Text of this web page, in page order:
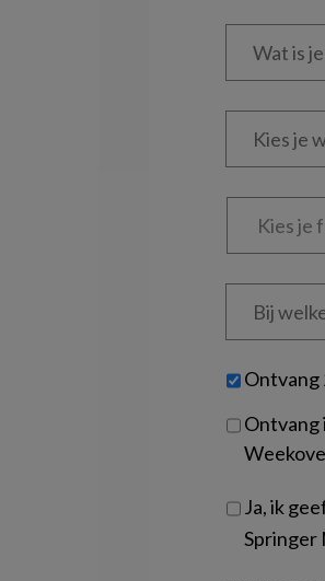
Wat
Kies
Kies
Bij
welke
je?
Untitled
Ontvang
Ontvang
Ja, ik
Springer